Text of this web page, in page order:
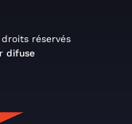
réservés
difuse